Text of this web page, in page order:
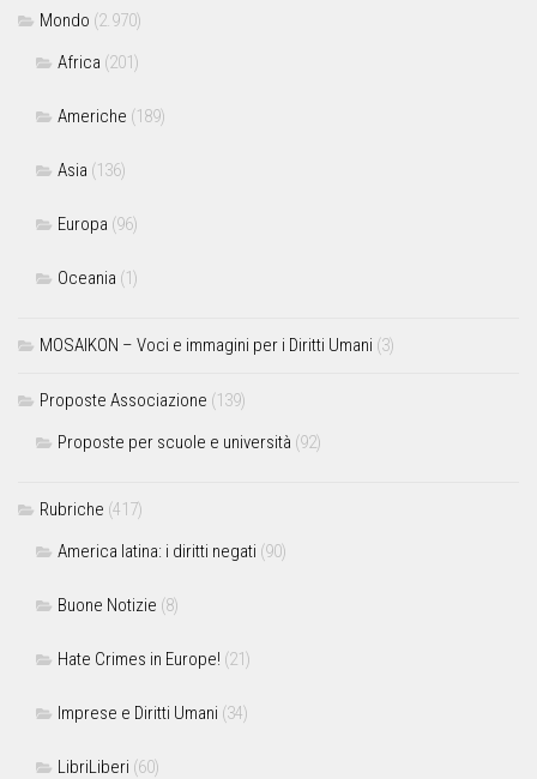
Mondo (2.970)
Africa (201)
Americhe (189)
Asia (136)
Europa (96)
Oceania (1)
MOSAIKON – Voci e immagini per i Diritti Umani (3)
Proposte Associazione (139)
Proposte per scuole e università (92)
Rubriche (417)
America latina: i diritti negati (90)
Buone Notizie (8)
Hate Crimes in Europe! (21)
Imprese e Diritti Umani (34)
LibriLiberi (60)